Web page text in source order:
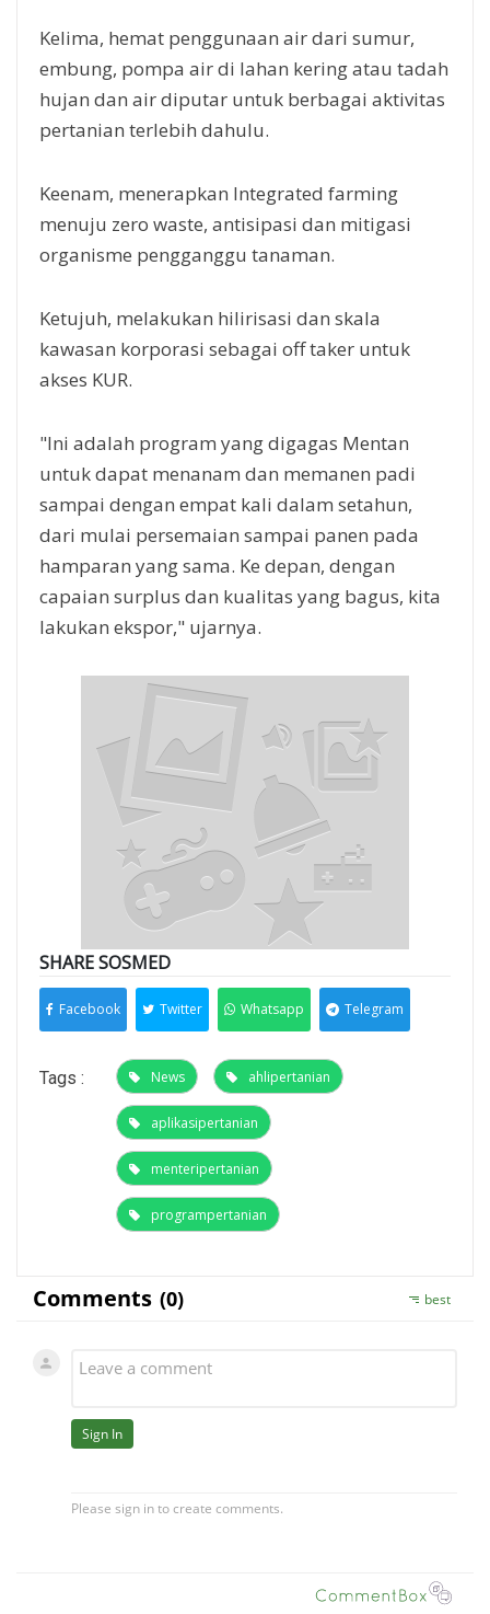
Kelima, hemat penggunaan air dari sumur,
embung, pompa air di lahan kering atau tadah
hujan dan air diputar untuk berbagai aktivitas
pertanian terlebih dahulu.
Keenam, menerapkan Integrated farming
menuju zero waste, antisipasi dan mitigasi
organisme pengganggu tanaman.
Ketujuh, melakukan hilirisasi dan skala
kawasan korporasi sebagai off taker untuk
akses KUR.
"Ini adalah program yang digagas Mentan
untuk dapat menanam dan memanen padi
sampai dengan empat kali dalam setahun,
dari mulai persemaian sampai panen pada
hamparan yang sama. Ke depan, dengan
capaian surplus dan kualitas yang bagus, kita
lakukan ekspor," ujarnya.
SHARE SOSMED
Facebook Twitter Whatsapp Telegram
Tags : News ahlipertanian
aplikasipertanian
menteripertanian
programpertanian